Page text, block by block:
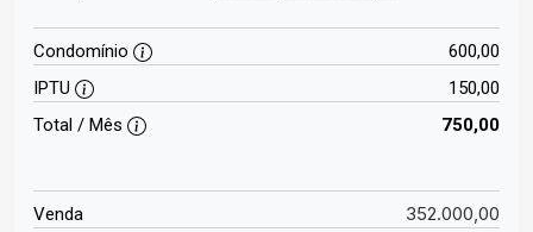
Condomínio
600,00
IPTU
150,00
Total / Mês
750,00
Venda 352.000,00